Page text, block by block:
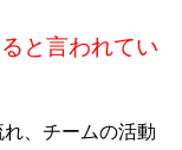
と言われてい
、チームの活動